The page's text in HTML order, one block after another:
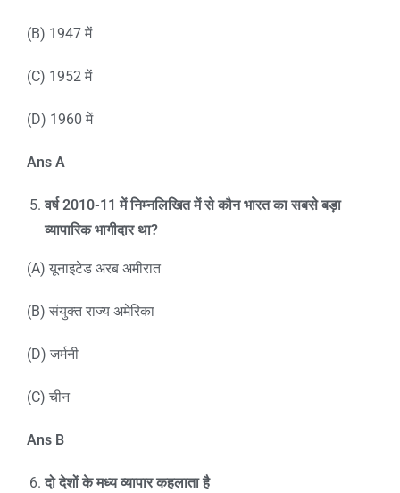
(B) 1947 में
(C) 1952 में
(D) 1960 में
Ans A
वर्ष 2010-11में निम्नलिखित में से कौन भारत का सबसे बड़ा
व्यापारिक भागीदार था?
(A) यूनाइटेड अरब अमीरात
(B) संयुक्त राज्य अमेरिका
(D) जर्मनी
(C) चीन
Ans B
दो देशों के मध्य व्यापार कहलाता है